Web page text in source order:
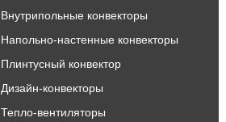
Внутрипольные конвекторы
Напольно-настенные конвекторы
Плинтусный конвектор
Дизайн-конвекторы
Тепло-вентиляторы